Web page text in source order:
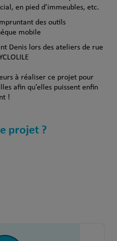
en pied d’immeubles, etc.
des outils
mobile
Denis lors des ateliers de rue
à réaliser ce projet pour
afin qu’elles puissent enfin
!
projet ?